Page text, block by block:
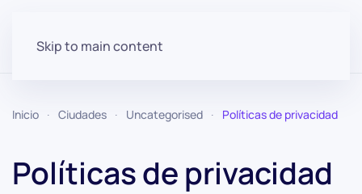
Skip to main content
Inicio Ciudades Uncategorised Políticas de privacidad
Políticas de privacidad